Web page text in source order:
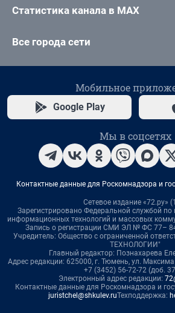
Статистика канала в MAX
Все города сети
Мобильное
Google Play
Мы в соцсетях
Контактные данные для Роскомнадзора и
Сетевое издание «72.ру»
Зарегистрировано Федеральной службой по
информационных технологий и массовых
Запись о регистрации СМИ ЭЛ № ФС 77–
Учредитель: Общество с ограниченной
ТЕХНОЛОГИИ"
Главный редактор: Познахарева
Адрес редакции: 625000, г. Тюмень, ул.
+7 (3452) 56-72-72 (доб.
Электронный адрес редакции:
Контактные данные для Роскомнадзора и
juristchel@shkulev.ruТехподдержка: